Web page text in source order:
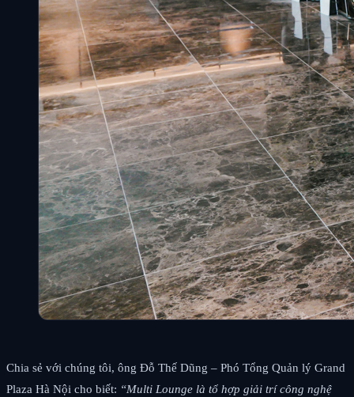
Chia sẻ với chúng tôi, ông Đỗ Thế Dũng – Phó Tổng Quản lý Grand
Plaza Hà Nội cho biết: “Multi Lounge là tổ hợp giải trí công nghệ